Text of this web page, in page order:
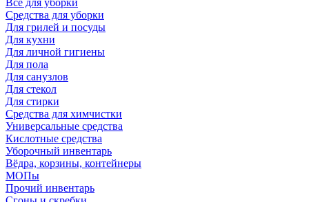
Всё для уборки
Средства для уборки
Для грилей и посуды
Для кухни
Для личной гигиены
Для пола
Для санузлов
Для стекол
Для стирки
Средства для химчистки
Универсальные средства
Кислотные средства
Уборочный инвентарь
Вёдра, корзины, контейнеры
МОПы
Прочий инвентарь